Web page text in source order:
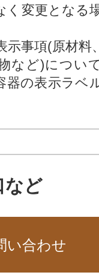
く変更となる
事項(原材料
など)につい
器の表示ラベ
など
い合わせ